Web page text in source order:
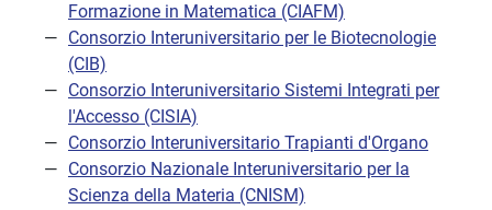
Formazione in Matematica (CIAFM)
Consorzio Interuniversitario per le Biotecnologie
(CIB)
Consorzio Interuniversitario Sistemi Integrati per
l'Accesso (CISIA)
Consorzio Interuniversitario Trapianti d'Organo
Consorzio Nazionale Interuniversitario per la
Scienza della Materia (CNISM)